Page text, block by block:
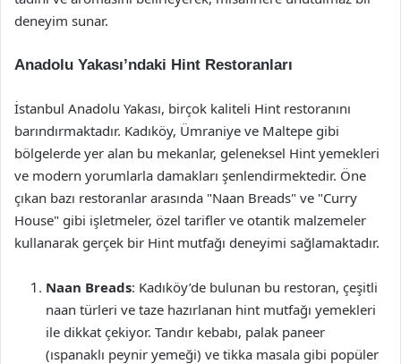
deneyim sunar.
Anadolu Yakası’ndaki Hint Restoranları
İstanbul Anadolu Yakası, birçok kaliteli Hint restoranını
barındırmaktadır. Kadıköy, Ümraniye ve Maltepe gibi
bölgelerde yer alan bu mekanlar, geleneksel Hint yemekleri
ve modern yorumlarla damakları şenlendirmektedir. Öne
çıkan bazı restoranlar arasında "Naan Breads" ve "Curry
House" gibi işletmeler, özel tarifler ve otantik malzemeler
kullanarak gerçek bir Hint mutfağı deneyimi sağlamaktadır.
Naan Breads: Kadıköy’de bulunan bu restoran, çeşitli
naan türleri ve taze hazırlanan hint mutfağı yemekleri
ile dikkat çekiyor. Tandır kebabı, palak paneer
(ıspanaklı peynir yemeği) ve tikka masala gibi popüler